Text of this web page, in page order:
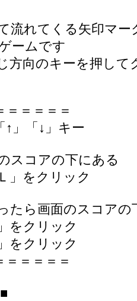
流れてくる矢印マ
ームです
方向のキーを押し
＝＝＝＝＝
」「↓」キー
スコアの下にある
」をクリック
たら画面のスコアの
をクリック
をクリック
＝＝＝＝＝